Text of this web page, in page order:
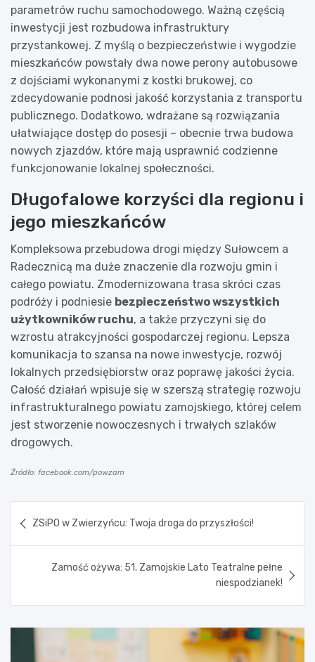
parametrów ruchu samochodowego. Ważną częścią
inwestycji jest rozbudowa infrastruktury
przystankowej. Z myślą o bezpieczeństwie i wygodzie
mieszkańców powstały dwa nowe perony autobusowe
z dojściami wykonanymi z kostki brukowej, co
zdecydowanie podnosi jakość korzystania z transportu
publicznego. Dodatkowo, wdrażane są rozwiązania
ułatwiające dostęp do posesji – obecnie trwa budowa
nowych zjazdów, które mają usprawnić codzienne
funkcjonowanie lokalnej społeczności.
Długofalowe korzyści dla regionu i
jego mieszkańców
Kompleksowa przebudowa drogi między Sułowcem a
Radecznicą ma duże znaczenie dla rozwoju gmin i
całego powiatu. Zmodernizowana trasa skróci czas
podróży i podniesie bezpieczeństwo wszystkich
użytkowników ruchu, a także przyczyni się do
wzrostu atrakcyjności gospodarczej regionu. Lepsza
komunikacja to szansa na nowe inwestycje, rozwój
lokalnych przedsiębiorstw oraz poprawę jakości życia.
Całość działań wpisuje się w szerszą strategię rozwoju
infrastrukturalnego powiatu zamojskiego, której celem
jest stworzenie nowoczesnych i trwałych szlaków
drogowych.
Źródło: facebook.com/powzam
wpisu
ZSiPO w Zwierzyńcu: Twoja droga do przyszłości!
Zamość ożywa: 51. Zamojskie Lato Teatralne pełne
niespodzianek!